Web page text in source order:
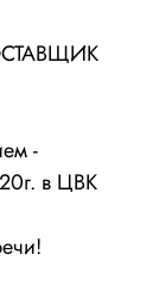
-
в ЦВК